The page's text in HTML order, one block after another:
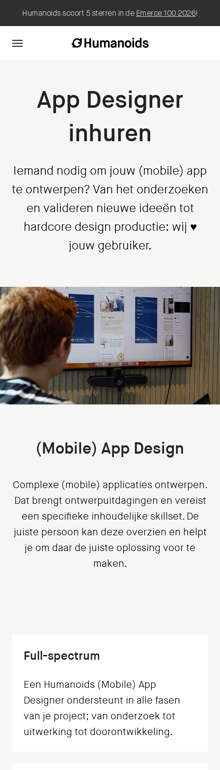
Humanoids scoort 5 sterren in deEmerce 100 2026!
App Designer
inhuren
Iemand nodig om jouw (mobile) app
te ontwerpen? Van het onderzoeken
en valideren nieuwe ideeën tot
hardcore design productie: wij ♥
jouw gebruiker.
(Mobile) App Design
Complexe (mobile) applicaties ontwerpen.
Dat brengt ontwerpuitdagingen en vereist
een specifieke inhoudelijke skillset. De
juiste persoon kan deze overzien en helpt
je om daar de juiste oplossing voor te
maken.
Full-spectrum
Een Humanoids (Mobile) App
Designer ondersteunt in alle fasen
van je project; van onderzoek tot
uitwerking tot doorontwikkeling.